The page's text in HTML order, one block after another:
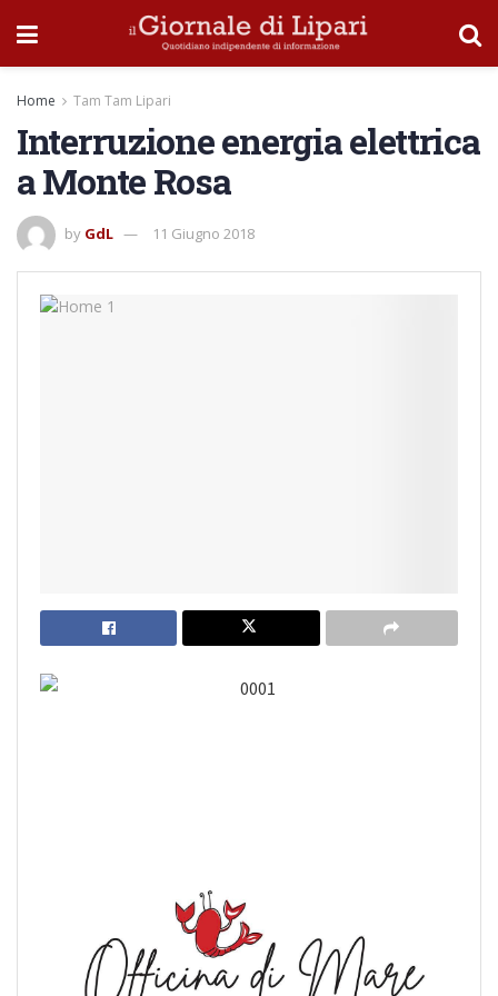
Home Tam Tam Lipari
Interruzione energia elettrica
a Monte Rosa
by GdL 11 Giugno 2018